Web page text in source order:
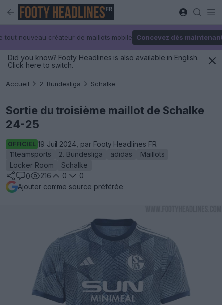
FR
tout nouveau créateur de maillots mobile Concevez dès
Did you know? Footy Headlines is also available in English.
Click here to switch.
Accueil 2. Bundesliga Schalke
Sortie du troisième maillot de Schalke
24-25
OFFICIEL 19 Juil 2024, par Footy Headlines FR
11teamsports
2. Bundesliga adidas
Maillots
Locker Room
Schalke
0
216 0
0
Ajouter comme source préférée